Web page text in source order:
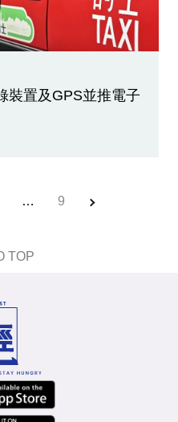
裝置及GPS並推電子
… 9
TOP